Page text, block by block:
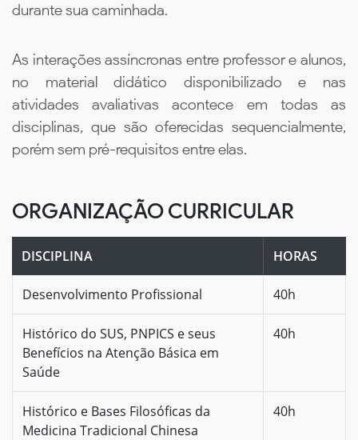
durante sua caminhada.
As interações assíncronas entre professor e alunos,
no material didático disponibilizado e nas
atividades avaliativas acontece em todas as
disciplinas, que são oferecidas sequencialmente,
porém sem pré-requisitos entre elas.
ORGANIZAÇÃO CURRICULAR
DISCIPLINA HORAS
Desenvolvimento Profissional 40h
Histórico do SUS, PNPICS e seus
Benefícios na Atenção Básica em
Saúde
40h
Histórico e Bases Filosóficas da
Medicina Tradicional Chinesa
40h